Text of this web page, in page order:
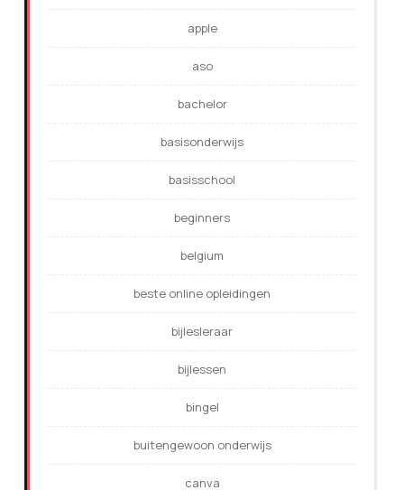
apple
aso
bachelor
basisonderwijs
basisschool
beginners
belgium
beste online opleidingen
bijlesleraar
bijlessen
bingel
buitengewoon onderwijs
canva